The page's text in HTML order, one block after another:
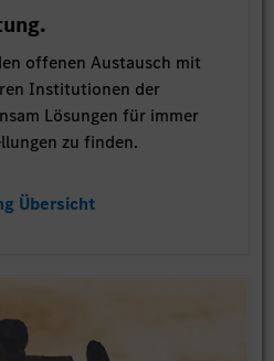
offenen Austausch mit
Institutionen der
Lösungen für immer
zu finden.
Übersicht